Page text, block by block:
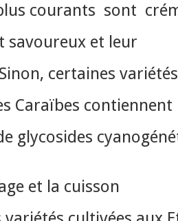
courants sont
savoureux et leur
certaines variétés
Caraïbes contiennent
glycosides
et la cuisson